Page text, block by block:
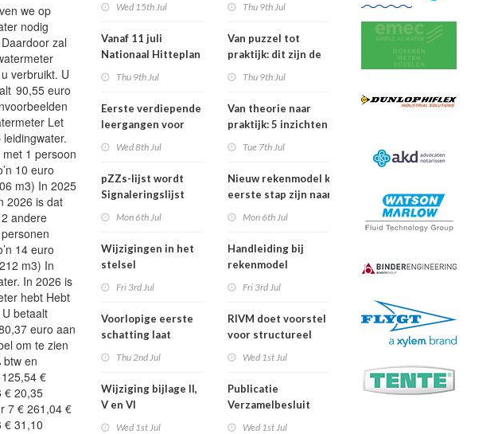
we op
nodig
zal
verbruikt. U
90,55 euro
Let
1 persoon
10 euro
m3) In 2025
2026 is dat
andere
14 euro
m3) In
In 2026 is
hebt Hebt
betaalt
euro aan
om te zien
en
€
€ 20,35
7 € 261,04 €
€ 31,10
verwacht
Wed 15th Jul
Vanaf 11 juli
Nationaal Hitteplan
van Nederland
Thu 9th Jul
Eerste verdiepende
leergangen voor
start
Wed 8th Jul
pZZs-lijst wordt
Signaleringslijst
Mon 6th Jul
Wijzigingen in het
stelsel
Fri 3rd Jul
Voorlopige eerste
schatting laat
hittegolf in juni
Thu 2nd Jul
Wijziging bijlage II,
V en VI
Wed 1st Jul
meer grip op grond
Thu 9th Jul
Van puzzel tot
praktijk: dit zijn de
IPLO Schakeldagen
Thu 9th Jul
Van theorie naar
praktijk: 5 inzichten
Tue 7th Jul
Nieuw rekenmodel kan
eerste stap zijn naar meer
gewasbeschermingsmiddelen
en woonafstand
Mon 6th Jul
Handleiding bij
rekenmodel
Fri 3rd Jul
RIVM doet voorstel
voor structureel
van Nederland
Wed 1st Jul
Publicatie
Verzamelbesluit
Wed 1st Jul